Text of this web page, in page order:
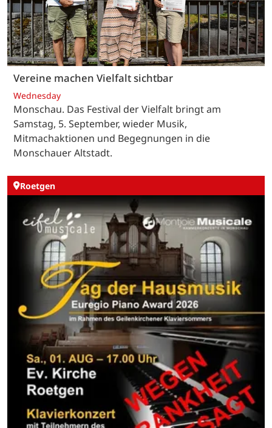
Vereine machen Vielfalt sichtbar
Wednesday
Monschau. Das Festival der Vielfalt bringt am
Samstag, 5. September, wieder Musik,
Mitmachaktionen und Begegnungen in die
Monschauer Altstadt.
Roetgen